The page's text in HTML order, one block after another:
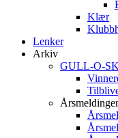
Klær
Lenker
Arkiv
GULL-O-
Årsmeldinger